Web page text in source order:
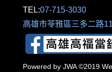
TEL:07-715-3030
高雄市苓雅區三多二路
Powered byJWA©2019